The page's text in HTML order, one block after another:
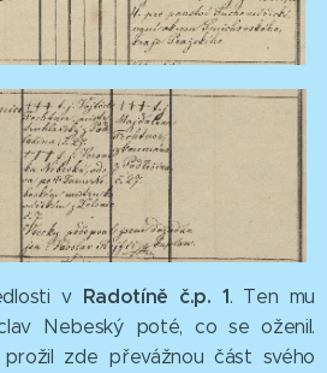
v Radotíně č.p. 1. Ten mu
Nebeský poté, co se oženil.
prožil zde převážnou část svého